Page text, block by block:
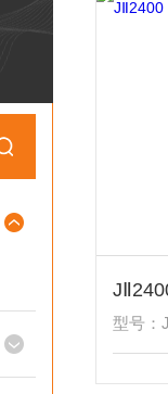
型号：